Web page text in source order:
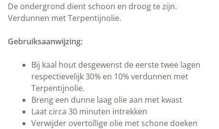
De ondergrond dient schoon en droog te zijn.
Verdunnen met Terpentijnolie.
Gebruiksaanwijzing:
Bij kaal hout desgewenst de eerste twee lagen
respectievelijk 30% en 10% verdunnen met
Terpentijnolie.
Breng een dunne laag olie aan met kwast
Laat circa 30 minuten intrekken
Verwijder overtollige olie met schone doeken